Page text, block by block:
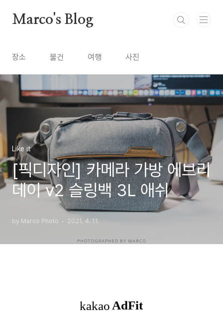
Marco's Blog
장소 물건 여행 사진
Like it
[픽디자인] 카메라 가방 에브리
데이 v2 슬링백 3L 애쉬
by Marco Photo 2021. 4. 11.